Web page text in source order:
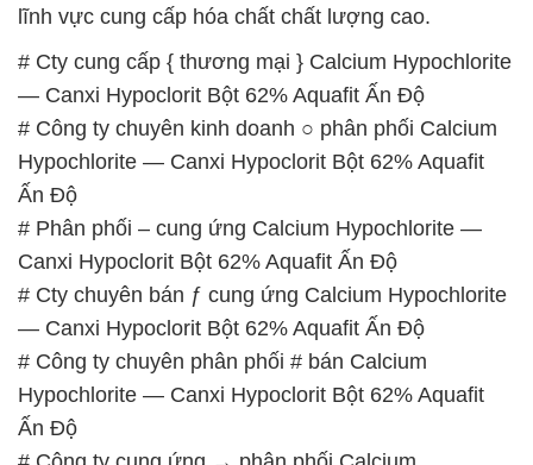
Hypochlorite — Canxi Hypoclorit Bột 62% Aquafit
Ấn Độ
# Phân phối – cung ứng Calcium Hypochlorite —
Canxi Hypoclorit Bột 62% Aquafit Ấn Độ
# Cty chuyên bán ƒ cung ứng Calcium Hypochlorite
— Canxi Hypoclorit Bột 62% Aquafit Ấn Độ
# Công ty chuyên phân phối # bán Calcium
Hypochlorite — Canxi Hypoclorit Bột 62% Aquafit
Ấn Độ
# Công ty cung ứng → phân phối Calcium
Hypochlorite — Canxi Hypoclorit Bột 62% Aquafit
Ấn Độ
# Đơn vị bán ○ thương mại Calcium Hypochlorite —
Canxi Hypoclorit Bột 62% Aquafit Ấn Độ